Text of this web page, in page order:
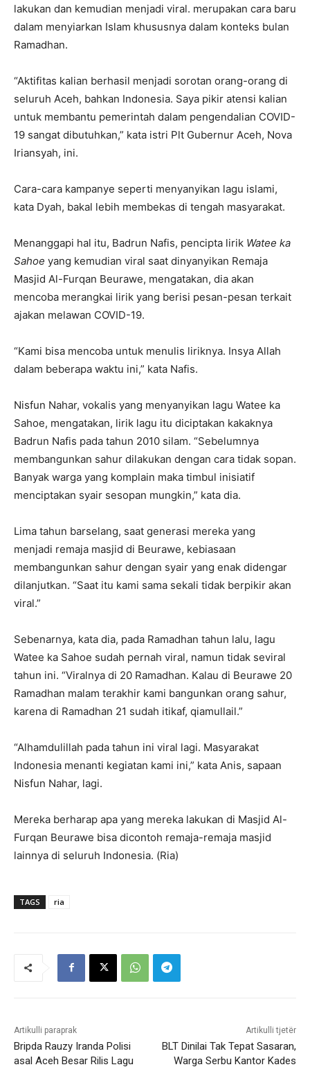
lakukan dan kemudian menjadi viral. merupakan cara baru
dalam menyiarkan Islam khususnya dalam konteks bulan
Ramadhan.
“Aktifitas kalian berhasil menjadi sorotan orang-orang di
seluruh Aceh, bahkan Indonesia. Saya pikir atensi kalian
untuk membantu pemerintah dalam pengendalian COVID-
19 sangat dibutuhkan,” kata istri Plt Gubernur Aceh, Nova
Iriansyah, ini.
Cara-cara kampanye seperti menyanyikan lagu islami,
kata Dyah, bakal lebih membekas di tengah masyarakat.
Menanggapi hal itu, Badrun Nafis, pencipta lirik Watee ka
Sahoe yang kemudian viral saat dinyanyikan Remaja
Masjid Al-Furqan Beurawe, mengatakan, dia akan
mencoba merangkai lirik yang berisi pesan-pesan terkait
ajakan melawan COVID-19.
“Kami bisa mencoba untuk menulis liriknya. Insya Allah
dalam beberapa waktu ini,” kata Nafis.
Nisfun Nahar, vokalis yang menyanyikan lagu Watee ka
Sahoe, mengatakan, lirik lagu itu diciptakan kakaknya
Badrun Nafis pada tahun 2010 silam. “Sebelumnya
membangunkan sahur dilakukan dengan cara tidak sopan.
Banyak warga yang komplain maka timbul inisiatif
menciptakan syair sesopan mungkin,” kata dia.
Lima tahun barselang, saat generasi mereka yang
menjadi remaja masjid di Beurawe, kebiasaan
membangunkan sahur dengan syair yang enak didengar
dilanjutkan. “Saat itu kami sama sekali tidak berpikir akan
viral.”
Sebenarnya, kata dia, pada Ramadhan tahun lalu, lagu
Watee ka Sahoe sudah pernah viral, namun tidak seviral
tahun ini. “Viralnya di 20 Ramadhan. Kalau di Beurawe 20
Ramadhan malam terakhir kami bangunkan orang sahur,
karena di Ramadhan 21 sudah itikaf, qiamullail.”
“Alhamdulillah pada tahun ini viral lagi. Masyarakat
Indonesia menanti kegiatan kami ini,” kata Anis, sapaan
Nisfun Nahar, lagi.
Mereka berharap apa yang mereka lakukan di Masjid Al-
Furqan Beurawe bisa dicontoh remaja-remaja masjid
lainnya di seluruh Indonesia. (Ria)
TAGS ria
Artikulli paraprak
Bripda Rauzy Iranda Polisi
asal Aceh Besar Rilis Lagu
Artikulli tjetër
BLT Dinilai Tak Tepat Sasaran,
Warga Serbu Kantor Kades